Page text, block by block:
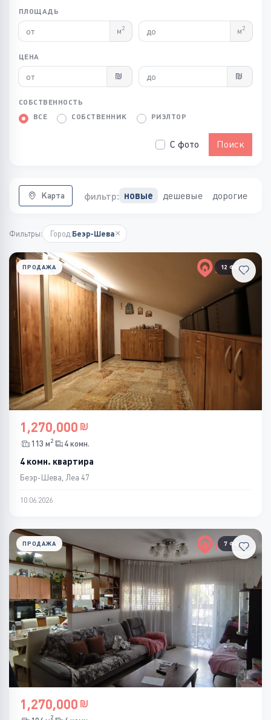
ПЛОЩАДЬ
м2 м2
ЦЕНА
СОБСТВЕННОСТЬ
ВСЕ
СОБСТВЕННИК РИЭЛТОР
С фото Поиск
Карта фильтр: новые дешевые дорогие
Фильтры: Город:Беэр-Шева×
12 ФОТО
ПРОДАЖА
1,270,000
113 м2 4 комн.
4 комн. квартира
Беэр-Шева, Леа 47
10.06.2026
7 ФОТО
ПРОДАЖА
1,270,000
2